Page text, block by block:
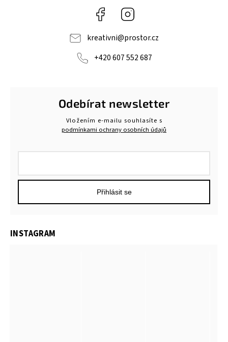
Facebook
kreativni@prostor.cz
+420 607 552 687
Odebírat newsletter
Vložením e-mailu souhlasíte s
podmínkami ochrany osobních údajů
Přihlásit se
INSTAGRAM